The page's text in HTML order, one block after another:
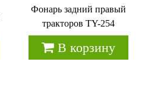
Фонарь задний правый
тракторов TY-254
В корзину